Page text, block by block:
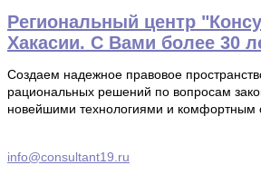
Перейти
к
содержимому
Региональный центр
Хакасии. С Вами более 30
Создаем надежное правовое
рациональных решений по вопросам
новейшими технологиями и комфортным
info@consultant19.ru